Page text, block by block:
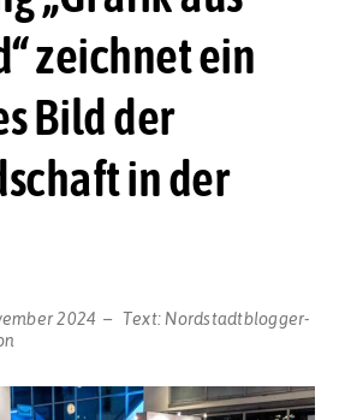
zeichnet ein
Bild der
in der
2024 Text: Nordstadtblogger-